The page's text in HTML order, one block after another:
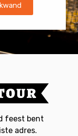
feest bent
adres.